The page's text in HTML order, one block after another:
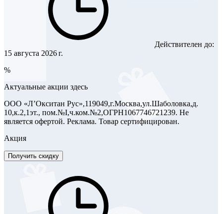
Действителен до:
15 августа 2026 г.
%
Актуальные акции здесь
ООО «Л’Окситан Рус»,119049,г.Москва,ул.Шаболовка,д.
10,к.2,1эт., пом.№I,ч.ком.№2,ОГРН1067746721239. Не
является офертой. Реклама. Товар сертифицирован.
Акция
Получить скидку